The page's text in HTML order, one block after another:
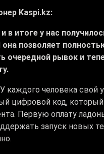
Kaspi.kz:
итоге у нас
позволяет
рывок и
человека свой
цифровой код,
Первую оплату
запуск новых